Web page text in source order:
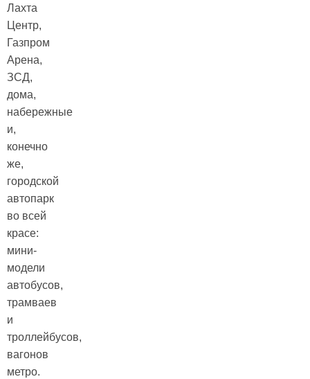
Лахта
Центр,
Газпром
Арена,
ЗСД,
дома,
набережные
и,
конечно
же,
городской
автопарк
во всей
красе:
мини-
модели
автобусов,
трамваев
и
троллейбусов,
вагонов
метро.